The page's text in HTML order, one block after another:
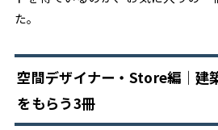
た。
空間デザイナー・Store編｜建
をもらう3冊